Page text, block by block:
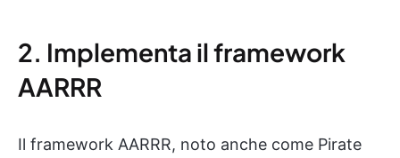
2. Implementa il framework
AARRR
Il framework AARRR, noto anche come Pirate